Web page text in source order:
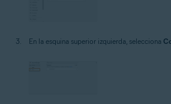
En la esquina superior izquierda, selecciona